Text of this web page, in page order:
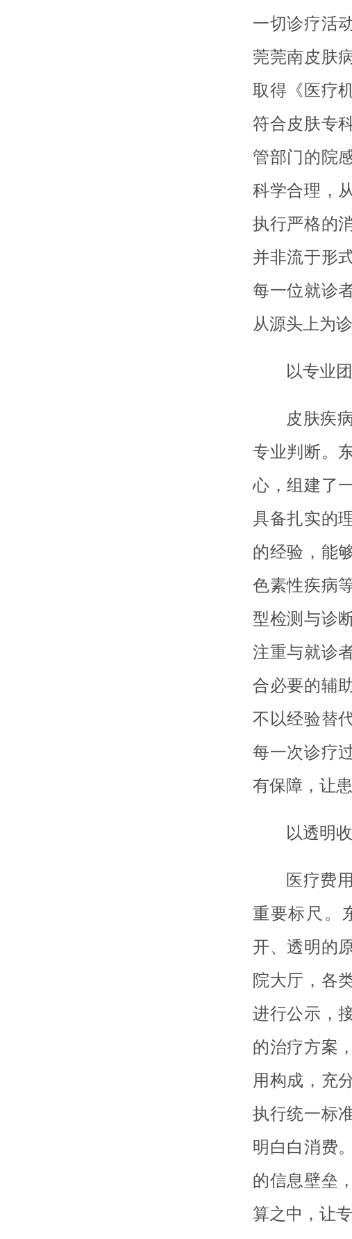
一切诊疗活
莞莞南皮肤
取得《医疗
符合皮肤专
管部门的院
科学合理，
执行严格的
并非流于形
每一位就诊
从源头上为
以专业
皮肤疾
专业判断。
心，组建了
具备扎实的
的经验，能
色素性疾病
型检测与诊
注重与就诊
合必要的辅
不以经验替
每一次诊疗
有保障，让患
以透明
医疗费
重要标尺。
开、透明的
院大厅，各
进行公示，
的治疗方案
用构成，充
执行统一标
明白白消费
的信息壁垒
算之中，让